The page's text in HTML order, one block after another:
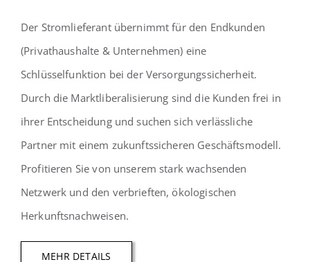
Der Stromlieferant übernimmt für den Endkunden
(Privathaushalte & Unternehmen) eine
Schlüsselfunktion bei der Versorgungssicherheit.
Durch die Marktliberalisierung sind die Kunden frei in
ihrer Entscheidung und suchen sich verlässliche
Partner mit einem zukunftssicheren Geschäftsmodell.
Profitieren Sie von unserem stark wachsenden
Netzwerk und den verbrieften, ökologischen
Herkunftsnachweisen.
MEHR DETAILS